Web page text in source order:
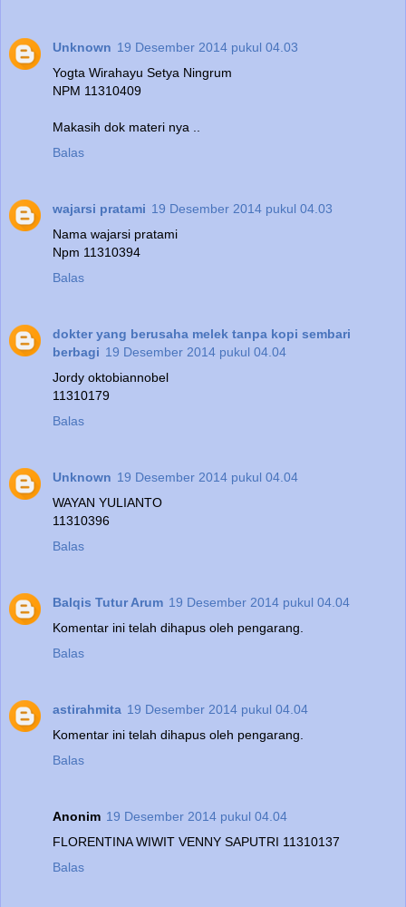
Unknown 19 Desember 2014 pukul 04.03
Yogta Wirahayu Setya Ningrum
NPM 11310409
Makasih dok materi nya ..
Balas
wajarsi pratami 19 Desember 2014 pukul 04.03
Nama wajarsi pratami
Npm 11310394
Balas
dokter yang berusaha melek tanpa kopi sembari
berbagi 19 Desember 2014 pukul 04.04
Jordy oktobiannobel
11310179
Balas
Unknown 19 Desember 2014 pukul 04.04
WAYAN YULIANTO
11310396
Balas
Balqis Tutur Arum 19 Desember 2014 pukul 04.04
Komentar ini telah dihapus oleh pengarang.
Balas
astirahmita 19 Desember 2014 pukul 04.04
Komentar ini telah dihapus oleh pengarang.
Balas
Anonim 19 Desember 2014 pukul 04.04
FLORENTINA WIWIT VENNY SAPUTRI 11310137
Balas